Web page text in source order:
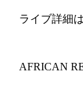
ライブ詳細は
AFRICAN